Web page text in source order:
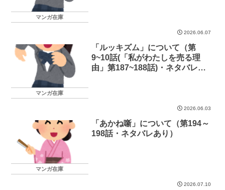
マンガ在庫
2026.06.07
マンガ在庫
「ルッキズム」について（第
9~10話(「私がわたしを売る理
由」第187~188話)・ネタバレあ
2026.06.03
マンガ在庫
「あかね噺」について（第194～
198話・ネタバレあり）
2026.07.10